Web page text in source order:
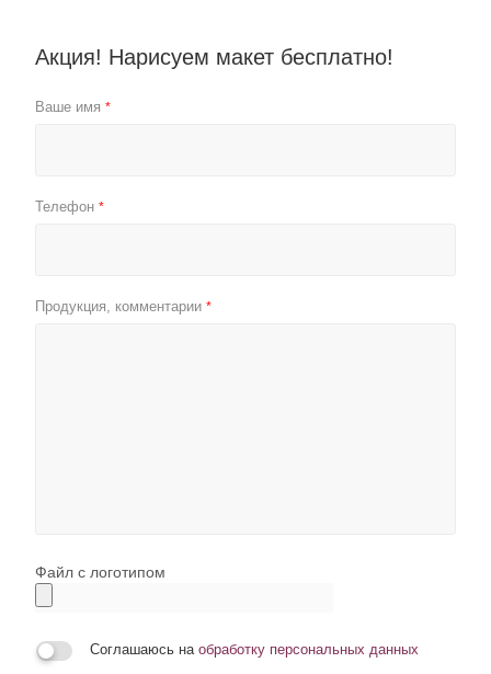
Акция! Нарисуем макет бесплатно!
Ваше имя *
Телефон *
Продукция, комментарии *
Файл с логотипом
Соглашаюсь на обработку персональных данных